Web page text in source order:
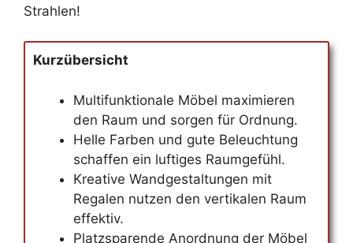
Strahlen!
Kurzübersicht
Multifunktionale Möbel maximieren
den Raum und sorgen für Ordnung.
Helle Farben und gute Beleuchtung
schaffen ein luftiges Raumgefühl.
Kreative Wandgestaltungen mit
Regalen nutzen den vertikalen Raum
effektiv.
Platzsparende Anordnung der Möbel